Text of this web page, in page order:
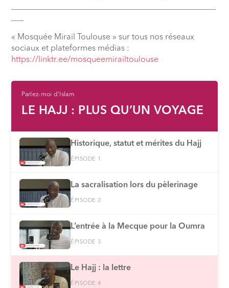
« Mosquée Mirail Toulouse » sur tous nos réseaux
sociaux et plateformes médias :
⁠https://linktr.ee/mosqueemirailtoulouse
Parlez-moi d'Islam
LE HAJJ : PLUS QU’UN VOYAGE
Historique, statut et mérites du Hajj
ÉPISODE 1
La sacralisation lors du pèlerinage
ÉPISODE 2
L’entrée à la Mecque pour la Oumra
ÉPISODE 3
Le Hajj : la lettre
ÉPISODE 4